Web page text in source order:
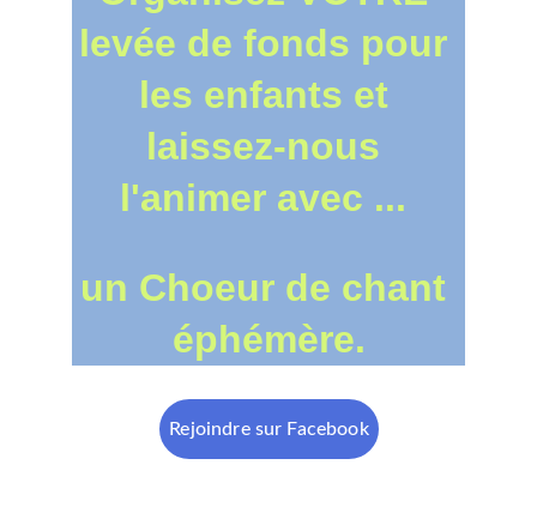
levée de fonds pour
les enfants et
laissez-nous
l'animer avec ...
un Choeur de chant
éphémère.
Rejoindre sur Facebook